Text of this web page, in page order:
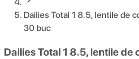
Dailies Total 1 8.5, lentile de
30 buc
Dailies Total 1 8.5, lentile de